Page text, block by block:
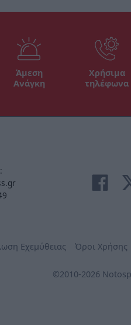
Άμεση
Ανάγκη
Χρήσιμα
τηλέφωνα
Εχεμύθειας Όροι Χρήσης
©2010-2026